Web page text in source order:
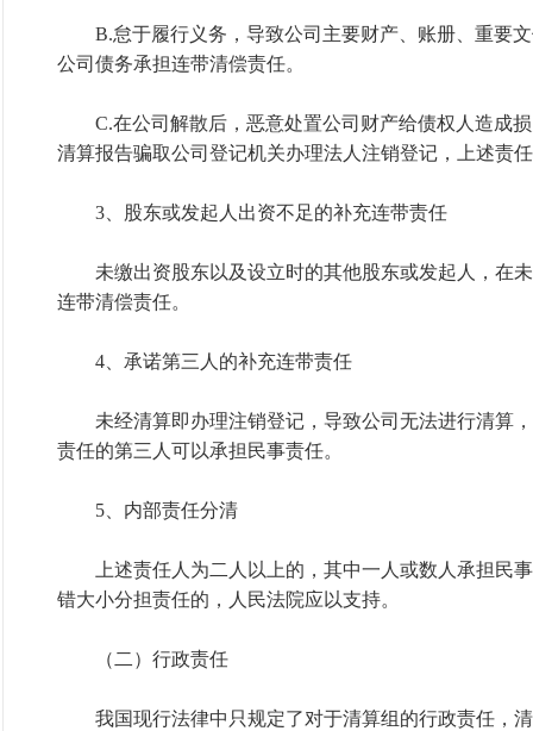
B.怠于履行义务，导致公司主要财产、账册、重要文
公司债务承担连带清偿责任。
C.在公司解散后，恶意处置公司财产给债权人造成损
清算报告骗取公司登记机关办理法人注销登记，上述责
3、股东或发起人出资不足的补充连带责任
未缴出资股东以及设立时的其他股东或发起人，在未
连带清偿责任。
4、承诺第三人的补充连带责任
未经清算即办理注销登记，导致公司无法进行清算，
责任的第三人可以承担民事责任。
5、内部责任分清
上述责任人为二人以上的，其中一人或数人承担民事
错大小分担责任的，人民法院应以支持。
（二）行政责任
我国现行法律中只规定了对于清算组的行政责任，清